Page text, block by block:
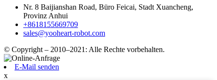
Nr. 8 Baijianshan Road, Büro Feicai, Stadt Xuancheng,
Provinz Anhui
+8618155669709
sales@yooheart-robot.com
© Copyright – 2010–2021: Alle Rechte vorbehalten.
E-Mail senden
x